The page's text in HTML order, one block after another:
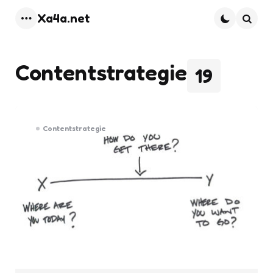
Xa4a.net
19
Contentstrategie
Contentstrategie